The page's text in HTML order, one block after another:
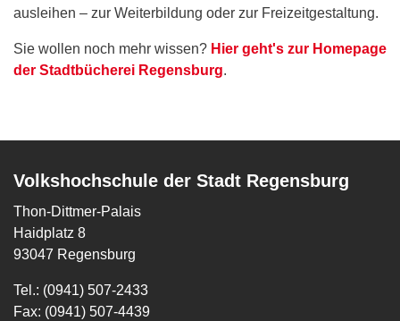
ausleihen – zur Weiterbildung oder zur Freizeitgestaltung.
Sie wollen noch mehr wissen? Hier geht's zur Homepage
der Stadtbücherei Regensburg.
Volkshochschule der Stadt Regensburg
Thon-Dittmer-Palais
Haidplatz 8
93047 Regensburg
Tel.: (0941) 507-2433
Fax: (0941) 507-4439